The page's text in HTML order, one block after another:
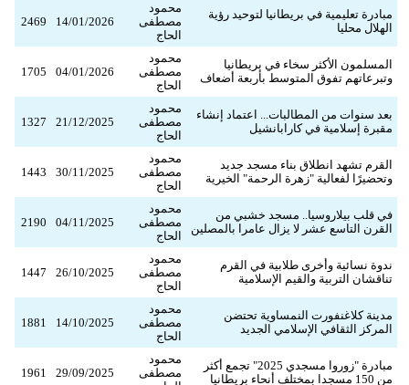
مبادرة تعليمية في بريطانيا لتوحيد رؤية
الهلال محليا
محمود
مصطفى
الحاج
14/01/2026
2469
المسلمون الأكثر سخاء في بريطانيا
وتبرعاتهم تفوق المتوسط بأربعة أضعاف
محمود
مصطفى
الحاج
04/01/2026
1705
بعد سنوات من المطالبات... اعتماد إنشاء
مقبرة إسلامية في كارابانشيل
محمود
مصطفى
الحاج
21/12/2025
1327
القرم تشهد انطلاق بناء مسجد جديد
وتحضيرًا لفعالية "زهرة الرحمة" الخيرية
محمود
مصطفى
الحاج
30/11/2025
1443
في قلب بيلاروسيا.. مسجد خشبي من
القرن التاسع عشر لا يزال عامرا بالمصلين
محمود
مصطفى
الحاج
04/11/2025
2190
ندوة نسائية وأخرى طلابية في القرم
تناقشان التربية والقيم الإسلامية
محمود
مصطفى
الحاج
26/10/2025
1447
مدينة كلاغنفورت النمساوية تحتضن
المركز الثقافي الإسلامي الجديد
محمود
مصطفى
الحاج
14/10/2025
1881
مبادرة "زوروا مسجدي 2025" تجمع أكثر
من 150 مسجدا بمختلف أنحاء بريطانيا
محمود
مصطفى
29/09/2025
1961